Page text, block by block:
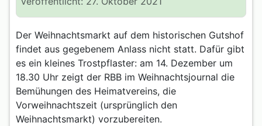
Der Weihnachtsmarkt auf dem historischen Gutshof
findet aus gegebenem Anlass nicht statt. Dafür gibt
es ein kleines Trostpflaster: am 14. Dezember um
18.30 Uhr zeigt der RBB im Weihnachtsjournal die
Bemühungen des Heimatvereins, die
Vorweihnachtszeit (ursprünglich den
Weihnachtsmarkt) vorzubereiten.